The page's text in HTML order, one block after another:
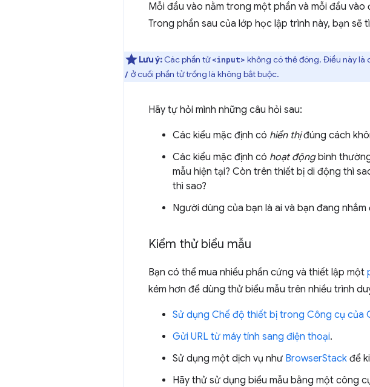
Mỗi đầu vào nằm trong một phần và mỗi đầu
Trong phần sau của lớp học lập trình này, bạn
Lưu ý: Các phần tử<input> không có thẻ đóng. Điều này là
/ ở cuối phần tử trống là không bắt buộc.
Hãy tự hỏi mình những câu hỏi sau:
Các kiểu mặc định có hiển thịđúng cách
Các kiểu mặc định có hoạt độngbình
mẫu hiện tại? Còn trên thiết bị di động thì
thì sao?
Người dùng của bạn là ai và bạn đang
Kiểm thử biểu mẫu
Bạn có thể mua nhiều phần cứng và thiết lập một
kém hơn để dùng thử biểu mẫu trên nhiều trình
Sử dụng Chế độ thiết bị trong Công cụ của
Gửi URL từ máy tính sang điện thoại.
Sử dụng một dịch vụ như BrowserStack để
Hãy thử sử dụng biểu mẫu bằng một công